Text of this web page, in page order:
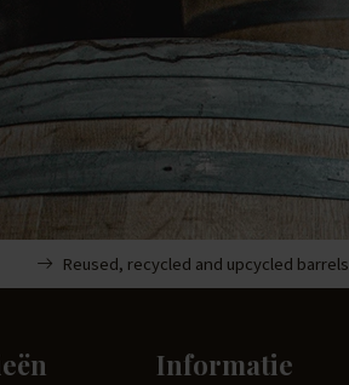
Reused, recycled and upcycled barrels
Informatie